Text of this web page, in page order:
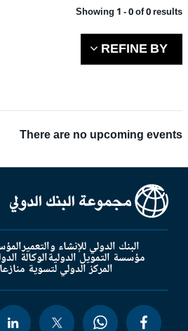
Showing 1 - 0 of 0 results
REFINE BY
There are no upcoming events
البنك الدولي للإنشاء والتعمير
مؤسسة التمويل الدوليةالوكالة
المركز الدولي لتسوية